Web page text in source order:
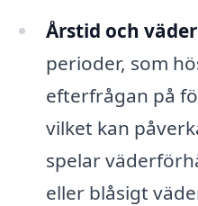
Årstid och
perioder, som
efterfrågan på
vilket kan
spelar
eller blåsigt